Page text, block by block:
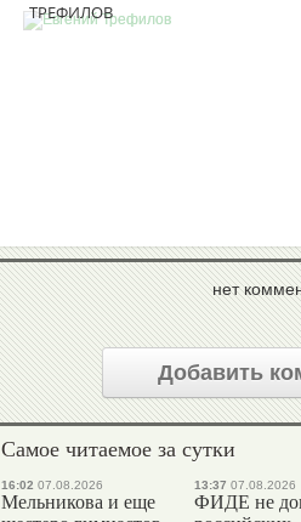
ТРЕФИЛОВ
нет
Добавить
Самое читаемое за сутки
16:02 07.08.2026
Мельникова и еще
13:37 07.08.2026
ФИДЕ не